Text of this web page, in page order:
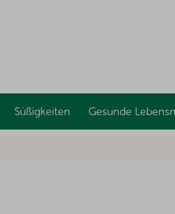
Süßigkeiten Gesunde